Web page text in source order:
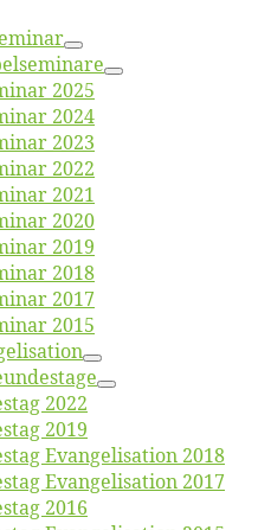
2025
2024
2023
2022
2021
2020
2019
2018
2017
2015
2022
2019
Evan­ge­li­sa­ti­on 2018
Evan­ge­li­sa­ti­on 2017
2016